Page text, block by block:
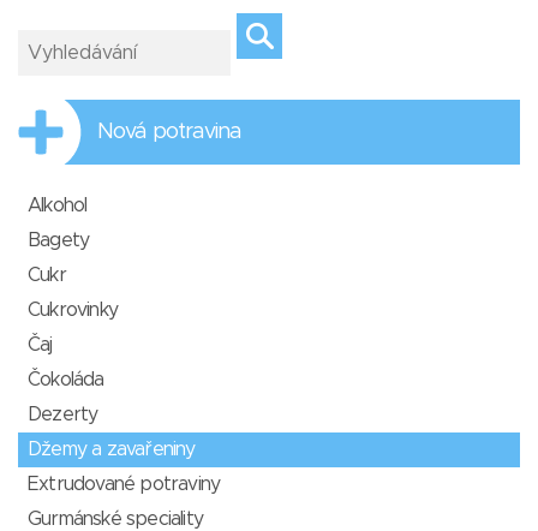
Nová potravina
Alkohol
Bagety
Cukr
Cukrovinky
Čaj
Čokoláda
Dezerty
Džemy a zavařeniny
Extrudované potraviny
Gurmánské speciality